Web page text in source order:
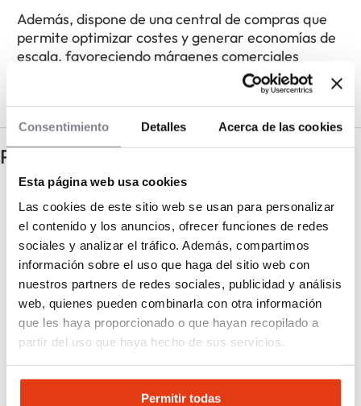
Consentimiento Detalles Acerca de las cookies
Esta página web usa cookies
Las cookies de este sitio web se usan para personalizar
el contenido y los anuncios, ofrecer funciones de redes
sociales y analizar el tráfico. Además, compartimos
información sobre el uso que haga del sitio web con
nuestros partners de redes sociales, publicidad y análisis
web, quienes pueden combinarla con otra información
que les haya proporcionado o que hayan recopilado a
partir del uso que haya hecho de sus servicios.
Permitir todas
Además, dispone de una central de compras que
permite optimizar costes y generar economías de
escala, favoreciendo márgenes comerciales
Preguntas frecuentes
¿Existe exclusividad territorial?
¿Cómo funciona el suministro de
productos?
¿Cuánto tarda en recuperarse la
inversión?